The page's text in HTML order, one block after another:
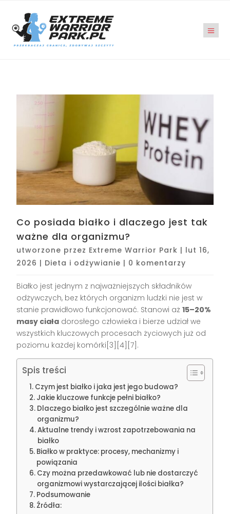
Co posiada białko i dlaczego jest tak
ważne dla organizmu?
utworzone przez Extreme Warrior Park | lut 16,
2026 | Dieta i odżywianie | 0 komentarzy
Białko jest jednym z najważniejszych składników
odżywczych, bez których organizm ludzki nie jest w
stanie prawidłowo funkcjonować. Stanowi aż15–20%
masy ciała dorosłego człowieka i bierze udział we
wszystkich kluczowych procesach życiowych już od
poziomu każdej komórki[3][4][7].
Spis treści
Czym jest białko i jaka jest jego budowa?
Jakie kluczowe funkcje pełni białko?
Dlaczego białko jest szczególnie ważne dla
organizmu?
Aktualne trendy i wzrost zapotrzebowania na
białko
Białko w praktyce: procesy, mechanizmy i
powiązania
Czy można przedawkować lub nie dostarczyć
organizmowi wystarczającej ilości białka?
Podsumowanie
Źródła: